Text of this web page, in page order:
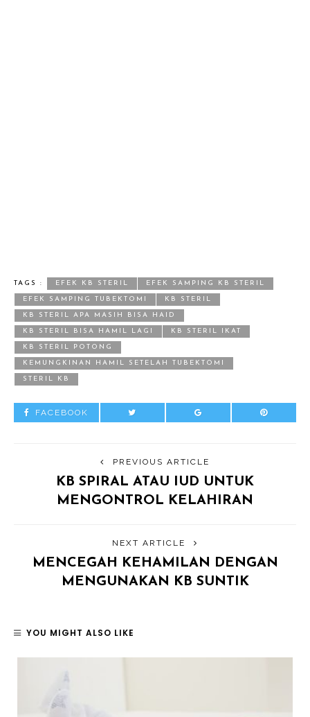
TAGS : EFEK KB STERIL EFEK SAMPING KB STERIL
EFEK SAMPING TUBEKTOMI KB STERIL
KB STERIL APA MASIH BISA HAID
KB STERIL BISA HAMIL LAGI KB STERIL IKAT
KB STERIL POTONG
KEMUNGKINAN HAMIL SETELAH TUBEKTOMI
STERIL KB
FACEBOOK
PREVIOUS ARTICLE
KB SPIRAL ATAU IUD UNTUK
MENGONTROL KELAHIRAN
NEXT ARTICLE
MENCEGAH KEHAMILAN DENGAN
MENGUNAKAN KB SUNTIK
YOU MIGHT ALSO LIKE